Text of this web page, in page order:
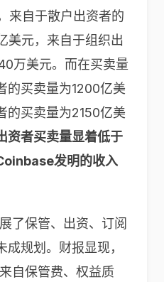
来自于散户出资者的
美元，来自于组织出
万美元。而在买卖量
的买卖量为1200亿美
的买卖量为2150亿美
资者买卖量显着低于
发明的收入
了保管、出资、订阅
规划。财报显现，
自保管费、权益质